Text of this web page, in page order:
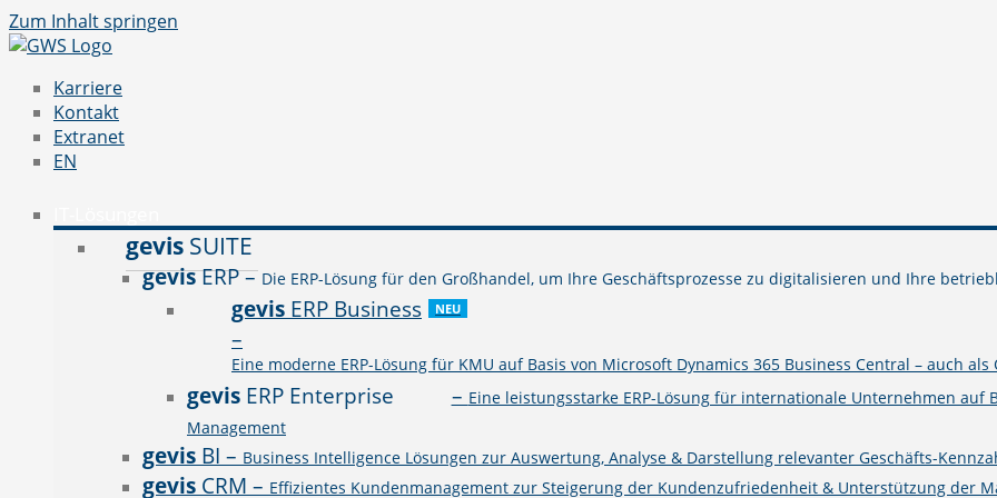
Zum Inhalt springen
Karriere
Kontakt
Extranet
EN
gevis SUITE
gevisERP– Die ERP-Lösung für den Großhandel, um Ihre Geschäftsprozesse zu digitalisieren und Ihre
gevis ERP Business
–
Eine moderne ERP-Lösung für KMU auf Basis von Microsoft Dynamics 365 Business Central – auch als
NEU
gevis ERP Enterprise – Eine leistungsstarke ERP-Lösung für internationale Unternehmen auf
Management
gevis BI – Business Intelligence Lösungen zur Auswertung, Analyse & Darstellung relevanter Geschäfts-
gevis CRM – Effizientes Kundenmanagement zur Steigerung der Kundenzufriedenheit & Unterstützung der